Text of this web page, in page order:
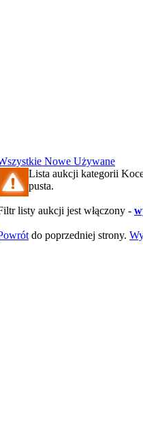
Nowe Używane
Lista aukcji kategorii
pusta.
listy aukcji jest włączony -
do poprzedniej strony.